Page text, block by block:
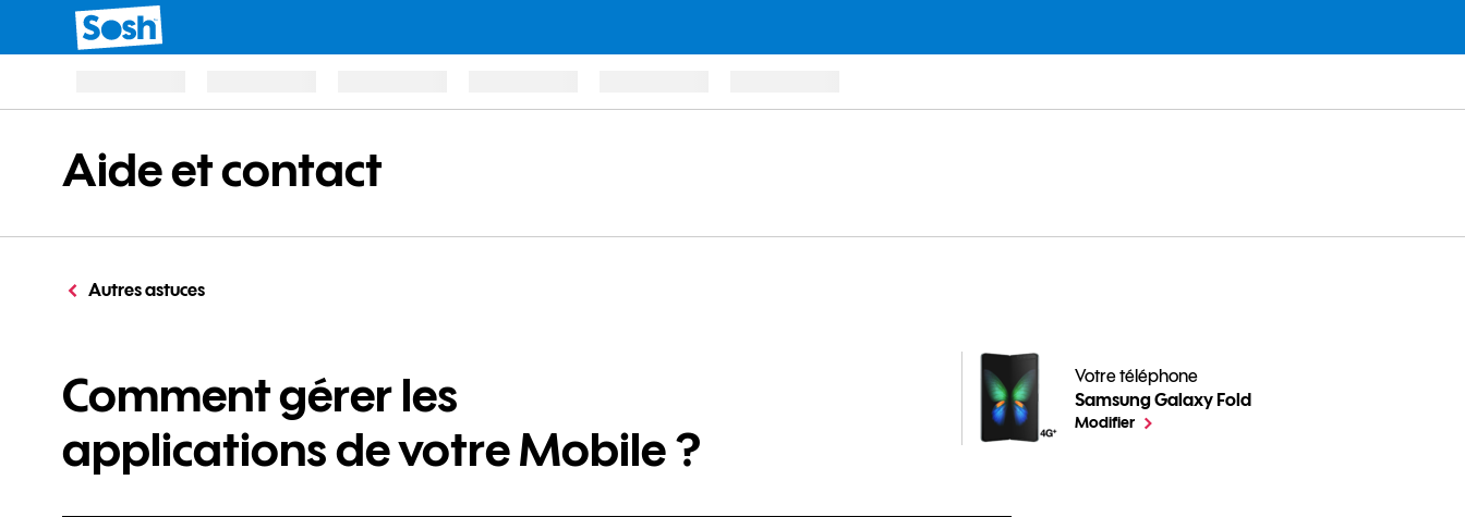
Aide et contact
Autres astuces
Comment gérer les
applications de votre Mobile ?
Votre téléphone
Samsung Galaxy Fold
Comment gérer les applications de votre Mobile ?
Modifierle téléphone sélectionné